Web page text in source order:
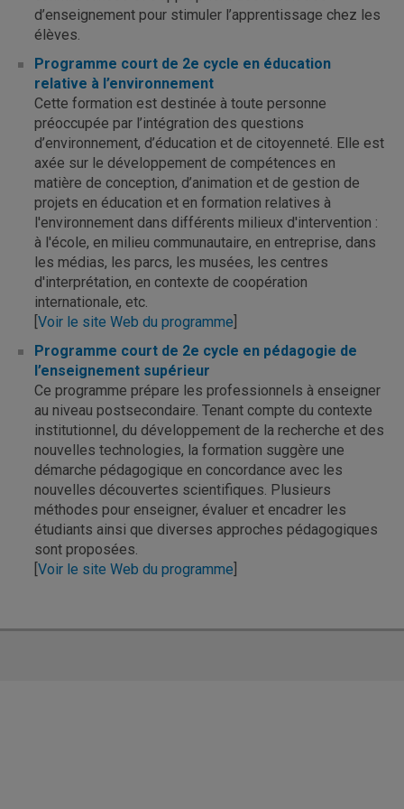
d’enseignement pour stimuler l’apprentissage chez les
élèves.
Programme court de 2e cycle en éducation
relative à l’environnement
Cette formation est destinée à toute personne
préoccupée par l’intégration des questions
d’environnement, d’éducation et de citoyenneté. Elle est
axée sur le développement de compétences en
matière de conception, d’animation et de gestion de
projets en éducation et en formation relatives à
l'environnement dans différents milieux d'intervention :
à l'école, en milieu communautaire, en entreprise, dans
les médias, les parcs, les musées, les centres
d'interprétation, en contexte de coopération
internationale, etc.
Voir le site Web du programme
Programme court de 2e cycle en pédagogie de
l’enseignement supérieur
Ce programme prépare les professionnels à enseigner
au niveau postsecondaire. Tenant compte du contexte
institutionnel, du développement de la recherche et des
nouvelles technologies, la formation suggère une
démarche pédagogique en concordance avec les
nouvelles découvertes scientifiques. Plusieurs
méthodes pour enseigner, évaluer et encadrer les
étudiants ainsi que diverses approches pédagogiques
sont proposées.
Voir le site Web du programme